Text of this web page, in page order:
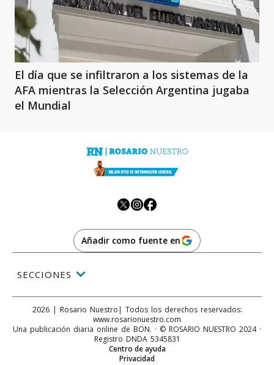
El día que se infiltraron a los sistemas de la
AFA mientras la Selección Argentina jugaba
el Mundial
Añadir como fuente en
SECCIONES
2026| Rosario Nuestro | Todos los derechos reservados:
www.rosarionuestro.com
Una publicación diaria online de BON. · © ROSARIO NUESTRO 2024 ·
Registro DNDA 5345831
Privacidad
Centro de ayuda